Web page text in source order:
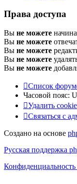
Права доступа
Вы не можете
Вы не можете
Вы не можете
Вы не можете
Вы не можете
Список
Часовой пояс:
Удалить
Связаться с
Создано на основе
Русская поддержка
Конфиденциальность